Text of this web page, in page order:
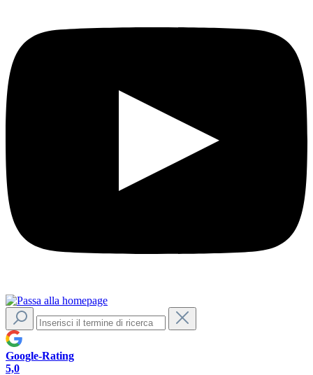
Google-Rating
5,0